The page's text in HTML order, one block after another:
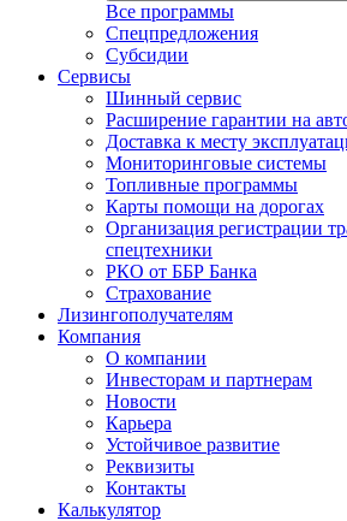
Все программы
Спецпредложения
Субсидии
Сервисы
Шинный сервис
Расширение гарантии на
Доставка к месту
Мониторинговые системы
Топливные программы
Карты помощи на дорогах
Организация регистрации
спецтехники
РКО от ББР Банка
Страхование
Лизингополучателям
Компания
О компании
Инвесторам и партнерам
Новости
Карьера
Устойчивое развитие
Реквизиты
Контакты
Калькулятор